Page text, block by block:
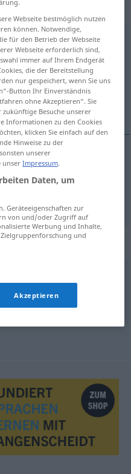
anklicken/antippen)
Webseite bestmöglich nutzen
können. Notwendige,
für den Betrieb der Webseite
Webseite erforderlich sind,
immer auf Ihrem Endgerät
die der Bereitstellung
nur gespeichert, wenn Sie uns
Button Ihr Einverständnis
ohne Akzeptieren“. Sie
Besuche unserer
Informationen zu den Cookies
klicken Sie einfach auf den
Hinweise zu der
unserer
unserImpressum.
Daten, um
Geräteeigenschaften zur
von und/oder Zugriff auf
Werbung und Inhalte,
und
Akzeptieren